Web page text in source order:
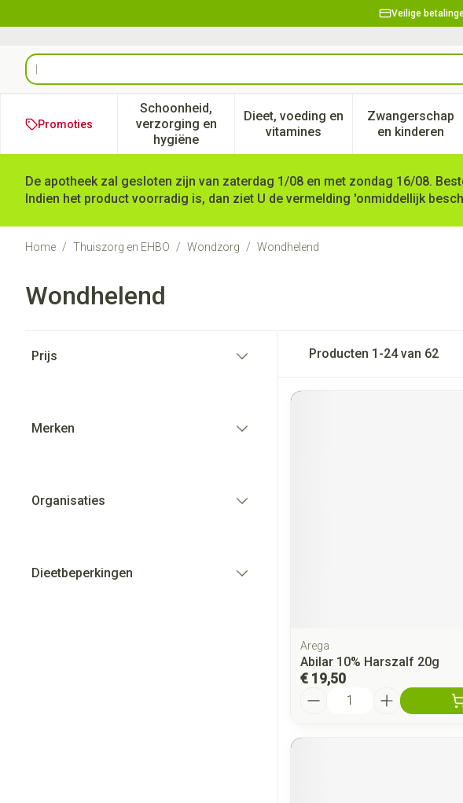
Veilige
Product, merk, categorie...
Promoties
Schoonheid,
verzorging en
hygiëne
Toon submenu voor Schoonheid, verzorging en
Dieet, voeding en
vitaminesToon submenu voor Dieet,
Zwangerschap
en kinderen
Toon
De apotheek zal gesloten zijn van zaterdag 1/08 en met zondag 16/08.
Indien het product voorradig is, dan ziet U de vermelding 'onmiddellijk
Home / Thuiszorg en EHBO / Wondzorg / Wondhelend
Wondhelend
Prijs
Merken
Organisaties
Dieetbeperkingen
Producten 1 -24van 62
Arega
Abilar 10% Harszalf 20g
€ 19,50